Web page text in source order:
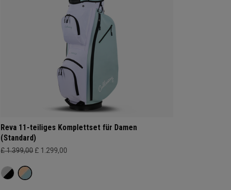
Reva 11-teiliges Komplettset für Damen
(Standard)
£ 1.399,00 £ 1.299,00